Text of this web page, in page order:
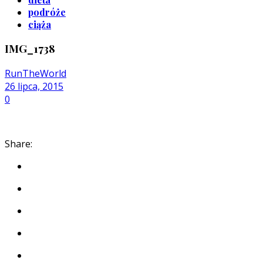
podróże
ciąża
IMG_1738
RunTheWorld
26 lipca, 2015
0
Share: